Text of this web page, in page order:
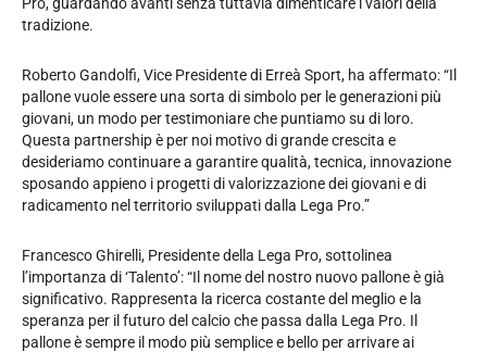
tradizione.
Roberto Gandolfi, Vice Presidente di Erreà Sport, ha affermato: “Il
pallone vuole essere una sorta di simbolo per le generazioni più
giovani, un modo per testimoniare che puntiamo su di loro.
Questa partnership è per noi motivo di grande crescita e
desideriamo continuare a garantire qualità, tecnica, innovazione
sposando appieno i progetti di valorizzazione dei giovani e di
radicamento nel territorio sviluppati dalla Lega Pro.”
Francesco Ghirelli, Presidente della Lega Pro, sottolinea
l’importanza di ‘Talento’: “Il nome del nostro nuovo pallone è già
significativo. Rappresenta la ricerca costante del meglio e la
speranza per il futuro del calcio che passa dalla Lega Pro. Il
pallone è sempre il modo più semplice e bello per arrivare ai